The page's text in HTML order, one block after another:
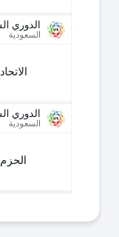
الدوري
السعودية
الاتحاد
الدوري
السعودية
الحزم